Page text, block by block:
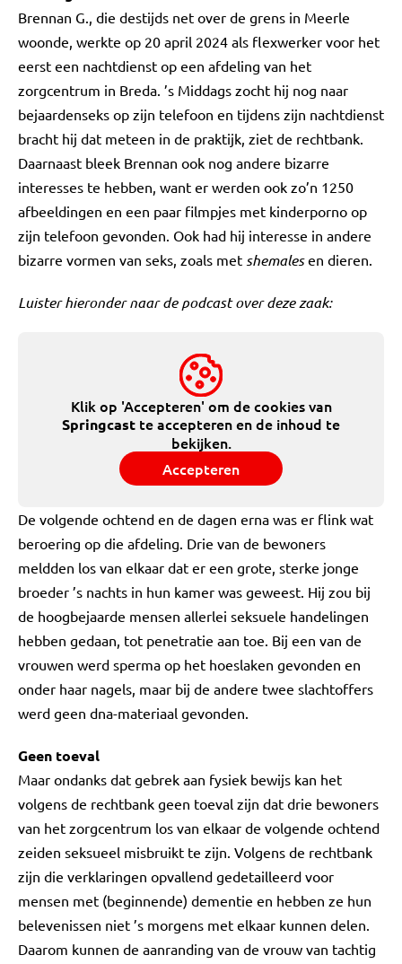
Brennan G., die destijds net over de grens in Meerle
woonde, werkte op 20 april 2024 als flexwerker voor het
eerst een nachtdienst op een afdeling van het
zorgcentrum in Breda. ’s Middags zocht hij nog naar
bejaardenseks op zijn telefoon en tijdens zijn nachtdienst
bracht hij dat meteen in de praktijk, ziet de rechtbank.
Daarnaast bleek Brennan ook nog andere bizarre
interesses te hebben, want er werden ook zo’n 1250
afbeeldingen en een paar filmpjes met kinderporno op
zijn telefoon gevonden. Ook had hij interesse in andere
bizarre vormen van seks, zoals met shemalesen dieren.
Luister hieronder naar de podcast over deze zaak:
Klik op 'Accepteren' om de cookies van
Springcast te accepteren en de inhoud te
bekijken.
Accepteren
De volgende ochtend en de dagen erna was er flink wat
beroering op die afdeling. Drie van de bewoners
meldden los van elkaar dat er een grote, sterke jonge
broeder ’s nachts in hun kamer was geweest. Hij zou bij
de hoogbejaarde mensen allerlei seksuele handelingen
hebben gedaan, tot penetratie aan toe. Bij een van de
vrouwen werd sperma op het hoeslaken gevonden en
onder haar nagels, maar bij de andere twee slachtoffers
werd geen dna-materiaal gevonden.
Geen toeval
Maar ondanks dat gebrek aan fysiek bewijs kan het
volgens de rechtbank geen toeval zijn dat drie bewoners
van het zorgcentrum los van elkaar de volgende ochtend
zeiden seksueel misbruikt te zijn. Volgens de rechtbank
zijn die verklaringen opvallend gedetailleerd voor
mensen met (beginnende) dementie en hebben ze hun
belevenissen niet ’s morgens met elkaar kunnen delen.
Daarom kunnen de aanranding van de vrouw van tachtig